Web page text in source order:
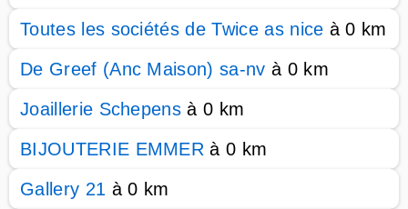
Toutes les sociétés de Twice as nice à 0 km
De Greef (Anc Maison) sa-nv à 0 km
Joaillerie Schepens à 0 km
BIJOUTERIE EMMER à 0 km
Gallery 21 à 0 km